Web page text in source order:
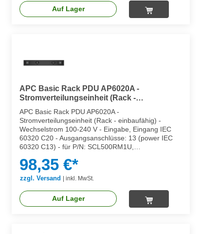
Auf Lager
APC Basic Rack PDU AP6020A -
Stromverteilungseinheit (Rack -
APC Basic Rack PDU AP6020A -
Stromverteilungseinheit (Rack - einbaufähig) -
Wechselstrom 100-240 V - Eingabe, Eingang IEC
60320 C20 - Ausgangsanschlüsse: 13 (power IEC
60320 C13) - für P/N: SCL500RM1U,
SMX2KR2UX145, SMX3KR2UNCX145,
SMX750CUS
98,35 €*
zzgl. Versand inkl. MwSt.
Auf Lager